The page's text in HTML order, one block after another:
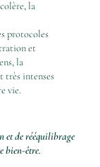
la
protocoles
et
la
très intenses
vie.
et de rééquilibrage
bien-être.